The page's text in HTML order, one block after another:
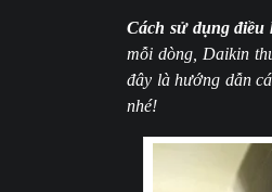
Cách sử dụng
mỗi dòng, Daikin
đây là hướng dẫn
nhé!